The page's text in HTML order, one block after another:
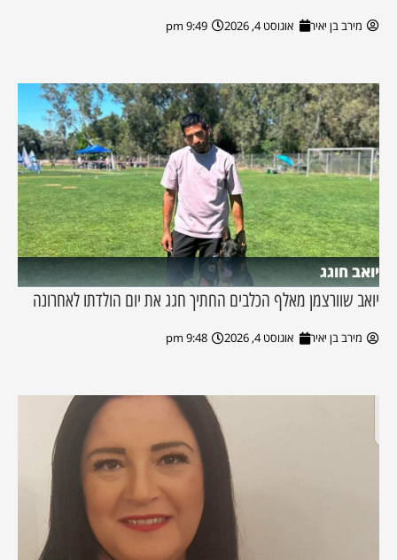
מירב בן יאיר אוגוסט 4, 2026 9:49 pm
יואב חוגג
יואב שוורצמן מאלף הכלבים החתיך חגג את יום הולדתו לאחרונה
מירב בן יאיר אוגוסט 4, 2026 9:48 pm